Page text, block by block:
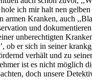
ich mir halt nen
armen Kranken, auch
und
unberechtigten
ob er sich in seiner
verhält und zu
ist es nicht möglich
doch unsere